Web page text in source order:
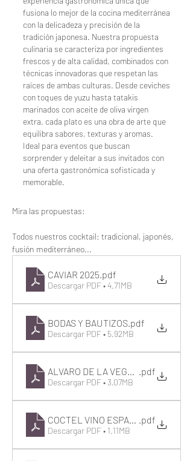
fusiona lo mejor de la cocina mediterránea
con la delicadeza y precisión de la
tradición japonesa. Nuestra propuesta
culinaria se caracteriza por ingredientes
frescos y de alta calidad, combinados con
técnicas innovadoras que respetan las
raíces de ambas culturas. Desde ceviches
con toques de yuzu hasta tatakis
marinados con aceite de oliva virgen
extra, cada plato es una obra de arte que
equilibra sabores, texturas y aromas.
Ideal para eventos que buscan
sorprender y deleitar a sus invitados con
una oferta gastronómica sofisticada y
memorable.
Mira las propuestas:
Todos nuestros cocktail: tradicional, japonés,
fusión mediterráneo...
CAVIAR 2025 .pdf
Descargar PDF • 4.71MB
BODAS Y BAUTIZOS .pdf
Descargar PDF • 5.92MB
ALVARO DE LA VEGA COCKTAIL
.pdf
Descargar PDF • 3.07MB
COCTEL VINO ESPAÑOL.pdf
Descargar PDF • 1.11MB